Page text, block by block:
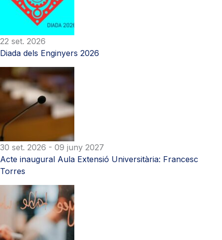
22 set. 2026
Diada dels Enginyers 2026
30 set. 2026 - 09 juny 2027
Acte inaugural Aula Extensió Universitària: Francesc
Torres